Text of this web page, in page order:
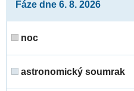
Fáze dne 6. 8. 2026
noc
astronomický soumrak